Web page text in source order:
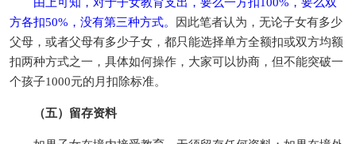
方各扣50%，没有第三种方式。
因此笔者认为，无论子女有多少
父母，或者父母有多少子女，都只能选择单方全额扣或双方均额
扣两种方式之一，具体如何操作，大家可以协商，但不能突破一
个孩子1000元的月扣除标准。
（五）留存资料